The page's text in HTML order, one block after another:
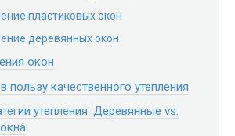
пластиковых окон
деревянных окон
окон
пользу качественного утепления
утепления: Деревянные vs.